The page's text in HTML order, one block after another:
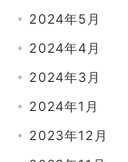
2024年5月
2024年4月
2024年3月
2024年1月
2023年12月